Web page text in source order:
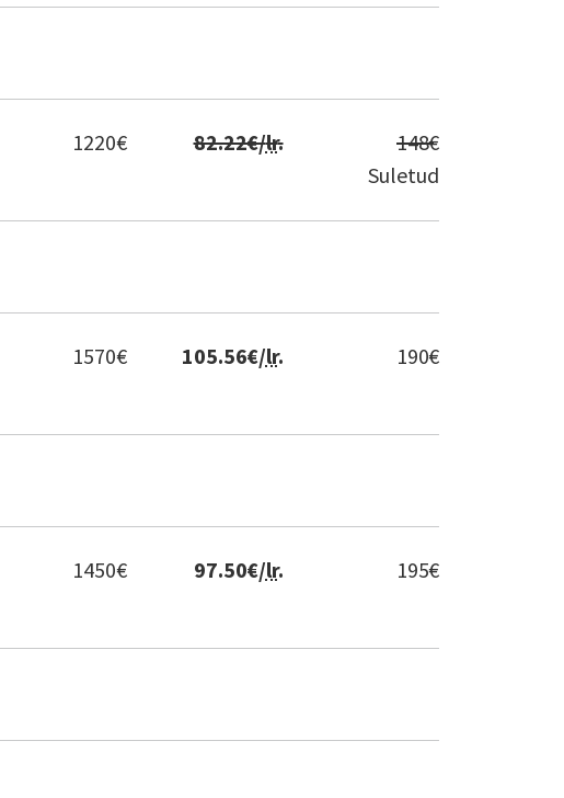
148€
Suletud
82.22€/lr.
1220€
190€
105.56€/lr.
1570€
195€
97.50€/lr.
1450€